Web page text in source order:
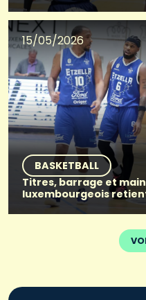
15/05/2026
BASKETBALL
Titres, barrage et
luxembourgeois